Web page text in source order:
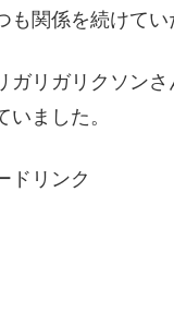
も関係を続けて
ガリガリクソン
いました。
ドリンク